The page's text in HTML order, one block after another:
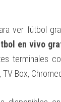
ver fútbol
en vivo
terminales
Box,